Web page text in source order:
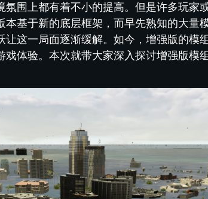
氛围上都有着不小的提高。但是许多玩家
基于新的底层框架，而早先熟知的大量
这一局面逐渐缓解。如今，增强版的模
体验。本次就带大家深入探讨增强版模